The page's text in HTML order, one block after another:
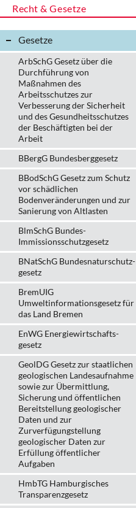
Recht & Gesetze
Gesetze
ArbSchG Gesetz über die
Durchführung von
Maßnahmen des
Arbeitsschutzes zur
Verbesserung der Sicherheit
und des Gesundheitsschutzes
der Beschäftigten bei der
Arbeit
BBergG Bundesberggesetz
BBodSchG Gesetz zum Schutz
vor schädlichen
Bodenveränderungen und zur
Sanierung von Altlasten
BlmSchG Bundes-
Immissionsschutz­gesetz
BNatSchG Bundesnaturschutz-
gesetz
BremUIG
Umweltinformationsgesetz für
das Land Bremen
EnWG Energiewirtschafts-
gesetz
GeolDG Gesetz zur staatlichen
geologischen Landesaufnahme
sowie zur Übermittlung,
Sicherung und öffentlichen
Bereitstellung geologischer
Daten und zur
Zurverfügungstellung
geologischer Daten zur
Erfüllung öffentlicher
Aufgaben
HmbTG Hamburgisches
Transparenzgesetz